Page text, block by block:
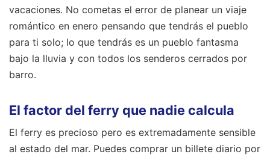
vacaciones. No cometas el error de planear un viaje
romántico en enero pensando que tendrás el pueblo
para ti solo; lo que tendrás es un pueblo fantasma
bajo la lluvia y con todos los senderos cerrados por
barro.
El factor del ferry que nadie calcula
El ferry es precioso pero es extremadamente sensible
al estado del mar. Puedes comprar un billete diario por